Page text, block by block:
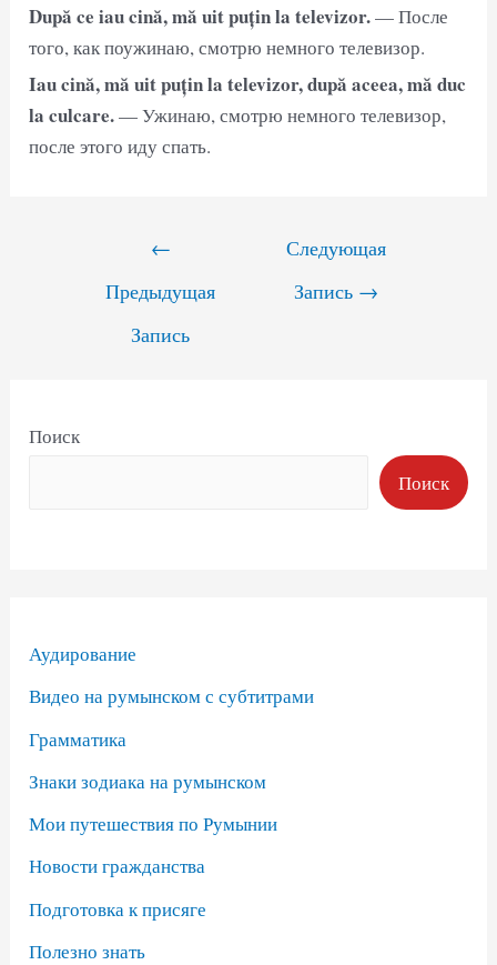
După ce iau cină, mă uit puțin la televizor.— После
того, как поужинаю, смотрю немного телевизор.
Iau cină, mă uit puțin la televizor, după aceea, mă duc
la culcare.— Ужинаю, смотрю немного телевизор,
после этого иду спать.
записям
←
Предыдущая
Запись
Следующая
Запись →
Поиск
Поиск
Аудирование
Видео на румынском с субтитрами
Грамматика
Знаки зодиака на румынском
Мои путешествия по Румынии
Новости гражданства
Подготовка к присяге
Полезно знать